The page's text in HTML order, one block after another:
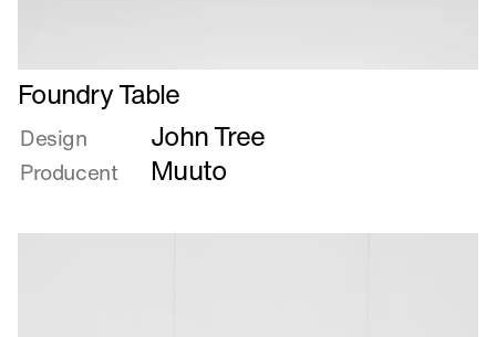
Læs
mere
om
Foundry
Table
Foundry Table
Design John Tree
Producent Muuto